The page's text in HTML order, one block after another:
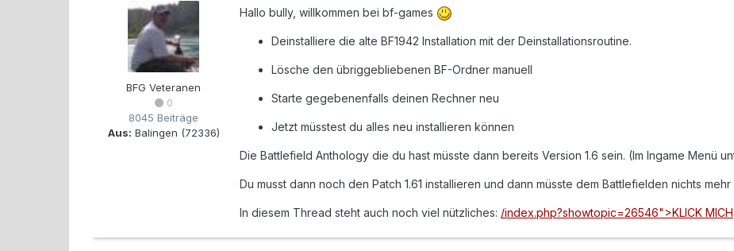
BFG Veteranen
0
8045 Beiträge
Aus: Balingen (72336)
Hallo bully, willkommen bei bf-games
Deinstalliere die alte BF1942 Installation mit der Deinstallationsroutine.
Lösche den übriggebliebenen BF-Ordner manuell
Starte gegebenenfalls deinen Rechner neu
Jetzt müsstest du alles neu installieren können
Die Battlefield Anthology die du hast müsste dann bereits Version 1.6 sein. (Im Ingame Menü
Du musst dann noch den Patch 1.61 installieren und dann müsste dem Battlefielden nichts
In diesem Thread steht auch noch viel nützliches: /index.php?showtopic=26546">KLICK MICH